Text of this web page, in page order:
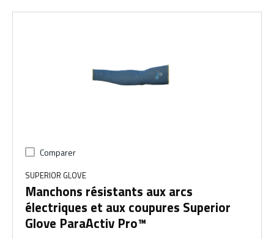
Comparer
SUPERIOR GLOVE
Manchons résistants aux arcs
électriques et aux coupures Superior
Glove ParaActiv Pro™